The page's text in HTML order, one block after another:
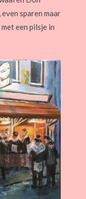
sparen maar
een pilsje in